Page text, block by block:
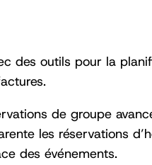
des outils pour la
de groupe
les réservations
des événements.